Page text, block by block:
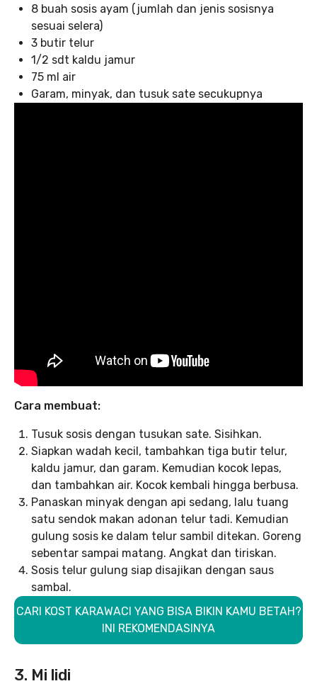
8 buah sosis ayam (jumlah dan jenis sosisnya
sesuai selera)
3 butir telur
1/2 sdt kaldu jamur
75 ml air
Garam, minyak, dan tusuk sate secukupnya
Cara membuat:
Tusuk sosis dengan tusukan sate. Sisihkan.
Siapkan wadah kecil, tambahkan tiga butir telur,
kaldu jamur, dan garam. Kemudian kocok lepas,
dan tambahkan air. Kocok kembali hingga berbusa.
Panaskan minyak dengan api sedang, lalu tuang
satu sendok makan adonan telur tadi. Kemudian
gulung sosis ke dalam telur sambil ditekan. Goreng
sebentar sampai matang. Angkat dan tiriskan.
Sosis telur gulung siap disajikan dengan saus
sambal.
CARI KOST KARAWACI YANG BISA BIKIN KAMU BETAH?
INI REKOMENDASINYA
3. Mi lidi